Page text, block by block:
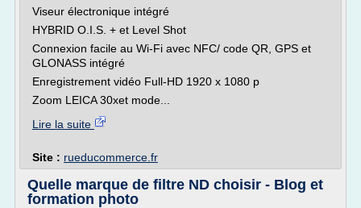
Viseur électronique intégré
HYBRID O.I.S. + et Level Shot
Connexion facile au Wi-Fi avec NFC/ code QR, GPS et
GLONASS intégré
Enregistrement vidéo Full-HD 1920 x 1080 p
Zoom LEICA 30xet mode...
Lire la suite
Site : rueducommerce.fr
Quelle marque de filtre ND choisir - Blog et
formation photo